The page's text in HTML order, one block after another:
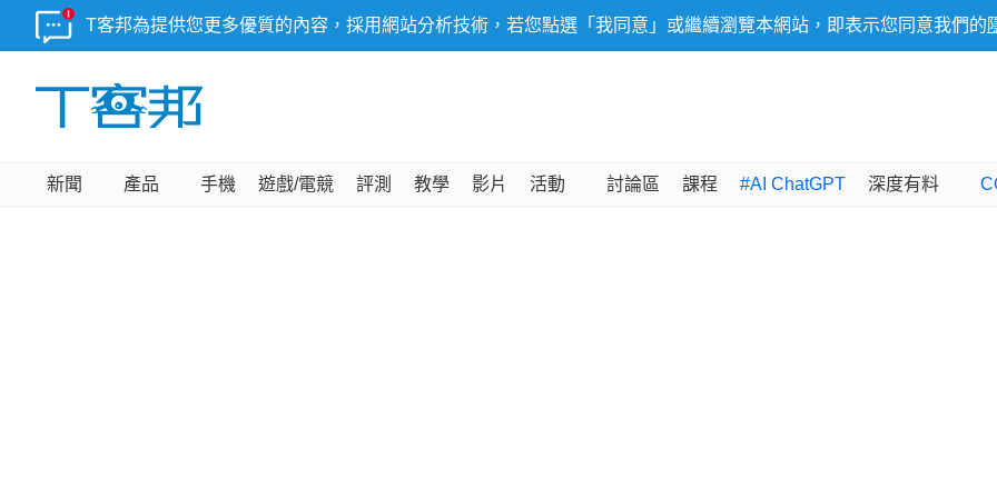
T客邦為提供您更多優質的內容，採用網站分析技術，若您點選「我同意」或繼續瀏覽本網站，即表示您同意我們的
新聞 產品 手機 遊戲/電競 評測 教學 影片 活動 討論區 課程 #AI ChatGPT 深度有料